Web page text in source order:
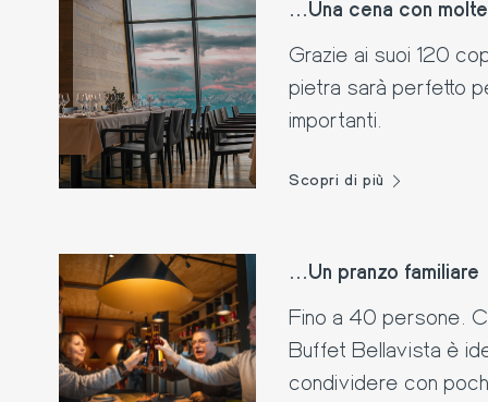
...Una cena con
Grazie ai suoi 120
pietra sarà perfetto
importanti.
Scopri di più
...Un pranzo familiare
Fino a 40 persone.
Buffet Bellavista è
condividere con